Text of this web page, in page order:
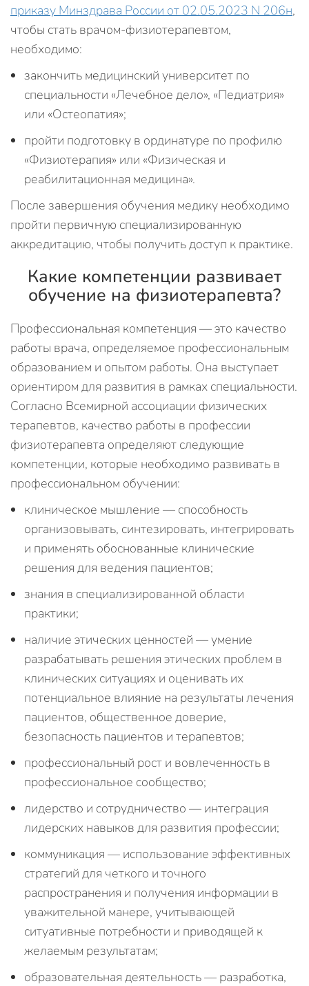
приказу Минздрава России от 02.05.2023 N 206н,
чтобы стать врачом-физиотерапевтом,
необходимо:
закончить медицинский университет по
специальности «Лечебное дело», «Педиатрия»
или «Остеопатия»;
пройти подготовку в ординатуре по профилю
«Физиотерапия» или «Физическая и
реабилитационная медицина».
После завершения обучения медику необходимо
пройти первичную специализированную
аккредитацию, чтобы получить доступ к практике.
Какие компетенции развивает
обучение на физиотерапевта?
Профессиональная компетенция — это качество
работы врача, определяемое профессиональным
образованием и опытом работы. Она выступает
ориентиром для развития в рамках специальности.
Согласно Всемирной ассоциации физических
терапевтов, качество работы в профессии
физиотерапевта определяют следующие
компетенции, которые необходимо развивать в
профессиональном обучении:
клиническое мышление — способность
организовывать, синтезировать, интегрировать
и применять обоснованные клинические
решения для ведения пациентов;
знания в специализированной области
практики;
наличие этических ценностей — умение
разрабатывать решения этических проблем в
клинических ситуациях и оценивать их
потенциальное влияние на результаты лечения
пациентов, общественное доверие,
безопасность пациентов и терапевтов;
профессиональный рост и вовлеченность в
профессиональное сообщество;
лидерство и сотрудничество — интеграция
лидерских навыков для развития профессии;
коммуникация — использование эффективных
стратегий для четкого и точного
распространения и получения информации в
уважительной манере, учитывающей
ситуативные потребности и приводящей к
желаемым результатам;
образовательная деятельность — разработка,